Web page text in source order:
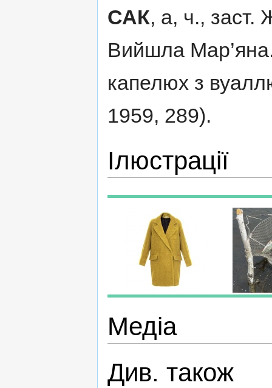
САК, а, ч., заст.
Вийшла Мар’яна.
капелюх з
1959, 289).
Ілюстрації
Медіа
Див. також